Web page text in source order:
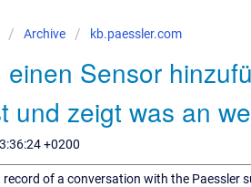
Archive kb.paessler.com
Sensor
und zeigt was an
+0200
record of a conversation with the